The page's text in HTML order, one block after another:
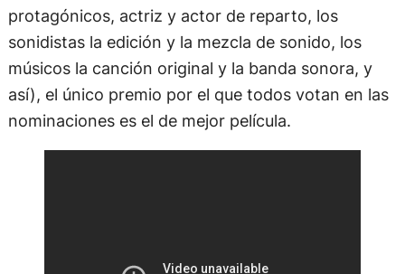
protagónicos, actriz y actor de reparto, los
sonidistas la edición y la mezcla de sonido, los
músicos la canción original y la banda sonora, y
así), el único premio por el que todos votan en las
nominaciones es el de mejor película.